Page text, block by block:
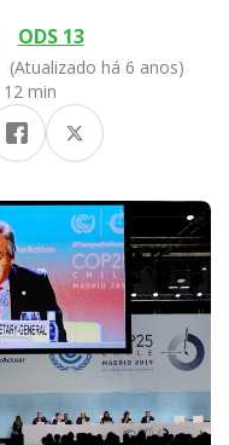
ODS 13
(Atualizado há 6 anos)
12 min